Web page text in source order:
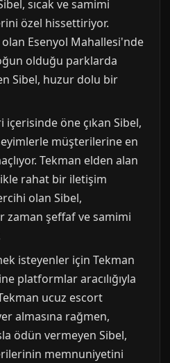
sıcak ve samimi
özel hissettiriyor.
Esenyol Mahallesi'nde
olduğu parklarda
Sibel, huzur dolu bir
öne çıkan Sibel,
müşterilerine en
Tekman elden alan
rahat bir iletişim
olan Sibel,
zaman şeffaf ve samimi
isteyenler için Tekman
platformlar aracılığıyla
ucuz escort
almasına rağmen,
ödün vermeyen Sibel,
memnuniyetini